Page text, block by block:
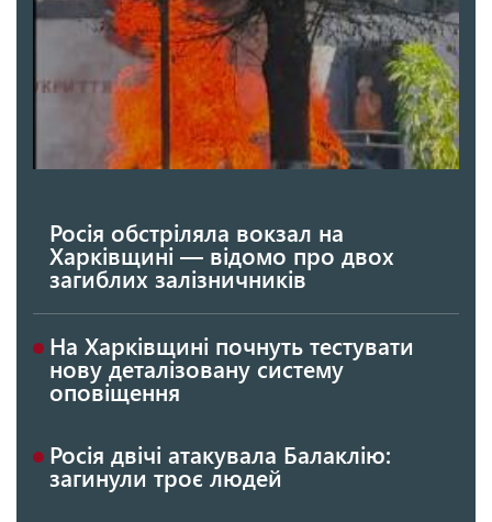
Росія обстріляла вокзал на
Харківщині — відомо про двох
загиблих залізничників
На Харківщині почнуть тестувати
нову деталізовану систему
оповіщення
Росія двічі атакувала Балаклію:
загинули троє людей